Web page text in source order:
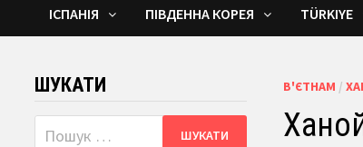
ІСПАНІЯ ПІВДЕННА КОРЕЯ TÜRKIYE
В'ЄТНАМ /
ШУКАТИ
Пошук: